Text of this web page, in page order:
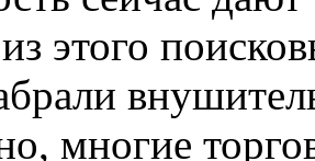
этого
многие